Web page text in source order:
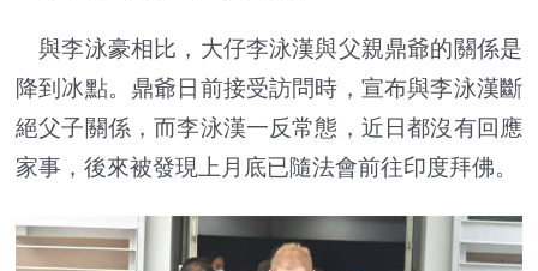
與李泳豪相比，大仔李泳漢與父親鼎爺的關係是
降到冰點。鼎爺日前接受訪問時，宣布與李泳漢斷
絕父子關係，而李泳漢一反常態，近日都沒有回應
家事，後來被發現上月底已隨法會前往印度拜佛。